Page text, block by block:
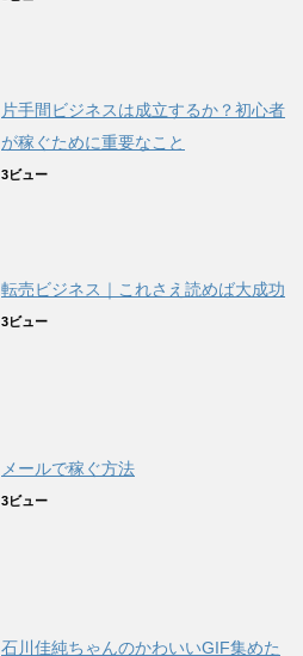
片手間ビジネスは成立するか？初心者
が稼ぐために重要なこと
3ビュー
転売ビジネス｜これさえ読めば大成功
3ビュー
メールで稼ぐ方法
3ビュー
石川佳純ちゃんのかわいいGIF集めた